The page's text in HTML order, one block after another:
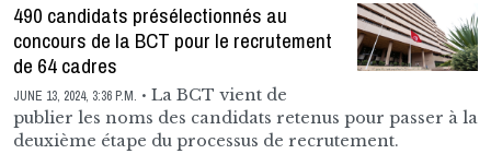
490 candidats présélectionnés au
concours de la BCT pour le recrutement
de 64 cadres
JUNE 13, 2024, 3:36 P.M.
La BCT vient de
publier les noms des candidats retenus pour passer à la
deuxième étape du processus de recrutement.